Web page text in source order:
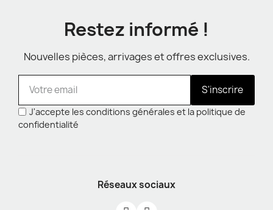
Restez informé !
Nouvelles pièces, arrivages et offres exclusives.
S'inscrire
J'accepte les conditions générales et la politique de
confidentialité
Réseaux sociaux